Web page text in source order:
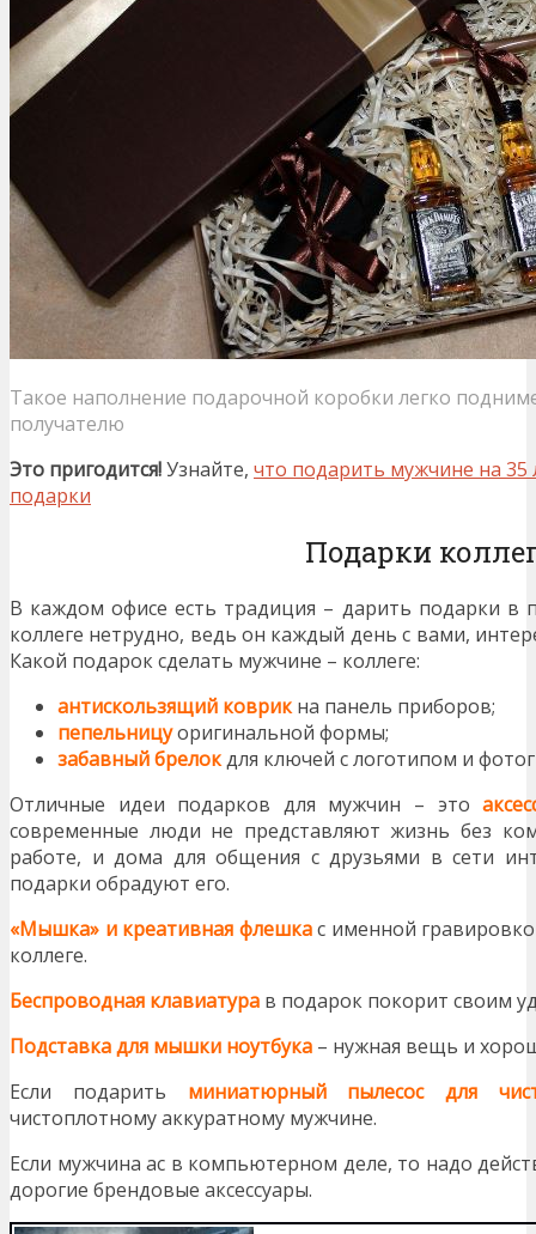
Такое наполнение подарочной коробки легко
получателю
Это пригодится!Узнайте, что подарить мужчине на
подарки
Подарки
В каждом офисе есть традиция – дарить подарки в
коллеге нетрудно, ведь он каждый день с вами,
Какой подарок сделать мужчине – коллеге:
антискользящий коврикна панель приборов;
пепельницуоригинальной формы;
забавный брелокдля ключей с логотипом и
Отличные идеи подарков для мужчин – это
современные люди не представляют жизнь без
работе, и дома для общения с друзьями в сети
подарки обрадуют его.
«Мышка» и креативная флешкас именной
коллеге.
Беспроводная клавиатура в подарок покорит своим
Подставка для мышки ноутбука – нужная вещь и
Если подарить миниатюрный пылесос для
чистоплотному аккуратному мужчине.
Если мужчина ас в компьютерном деле, то надо
дорогие брендовые аксессуары.